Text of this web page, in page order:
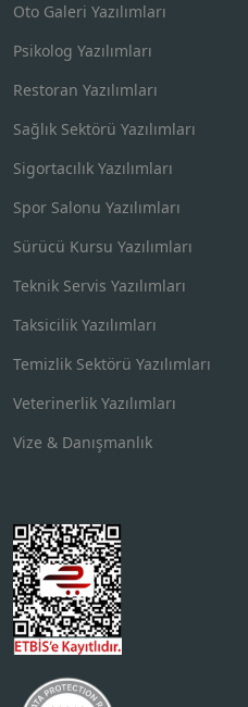
Oto Galeri Yazılımları
Psikolog Yazılımları
Restoran Yazılımları
Sağlık Sektörü Yazılımları
Sigortacılık Yazılımları
Spor Salonu Yazılımları
Sürücü Kursu Yazılımları
Teknik Servis Yazılımları
Taksicilik Yazılımları
Temizlik Sektörü Yazılımları
Veterinerlik Yazılımları
Vize & Danışmanlık